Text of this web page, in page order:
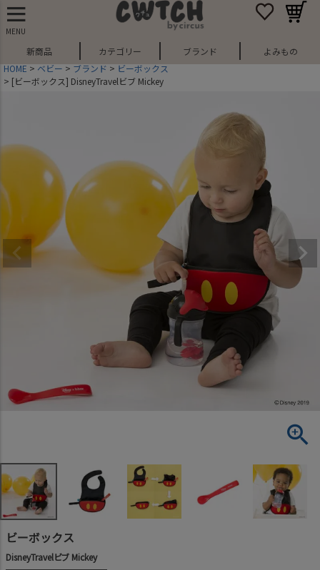
MENU
新商品 カテゴリー ブランド
よみもの
HOME
ベビー ブランド
ビーボックス
[ビーボックス] DisneyTravelビブ Mickey
ビーボックス
DisneyTravelビブ Mickey